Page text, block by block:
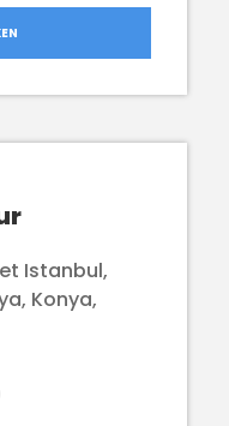
Istanbul,
Konya,